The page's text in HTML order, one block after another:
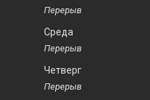
Среда
Четверг